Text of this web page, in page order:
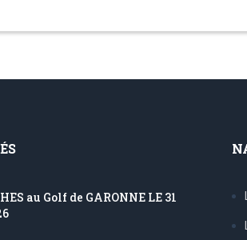
au Golf de GARONNE LE 31